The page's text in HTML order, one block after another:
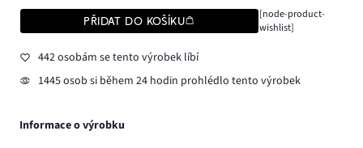
PŘIDAT DO KOŠÍKU
[node-product-
wishlist]
442 osobám se tento výrobek líbí
1445 osob si během 24 hodin prohlédlo tento výrobek
Informace o výrobku